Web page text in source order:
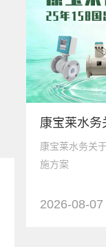
康宝莱水务关
施方案
2026-08-